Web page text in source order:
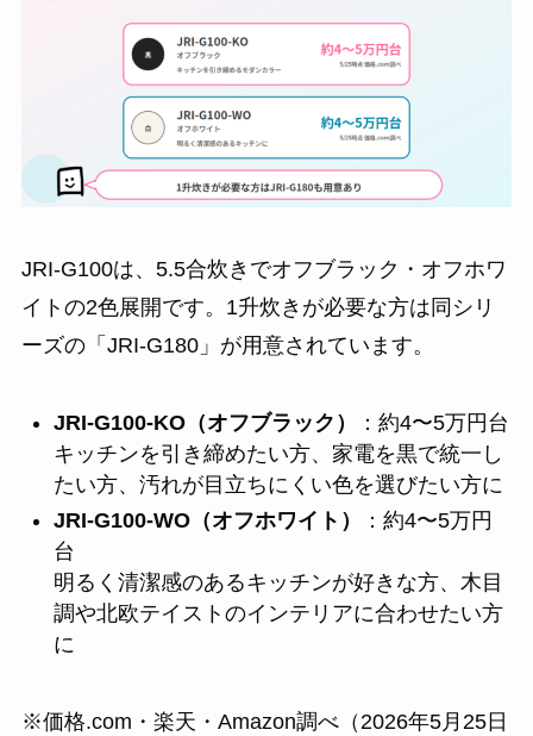
JRI-G100は、5.5合炊きでオフブラック・オフホワ
イトの2色展開です。1升炊きが必要な方は同シリ
ーズの「JRI-G180」が用意されています。
JRI-G100-KO（オフブラック）
：約4〜5万円台
キッチンを引き締めたい方、家電を黒で統一し
たい方、汚れが目立ちにくい色を選びたい方に
JRI-G100-WO（オフホワイト）
：約4〜5万円
台
明るく清潔感のあるキッチンが好きな方、木目
調や北欧テイストのインテリアに合わせたい方
に
※価格.com・楽天・Amazon調べ（2026年5月25日